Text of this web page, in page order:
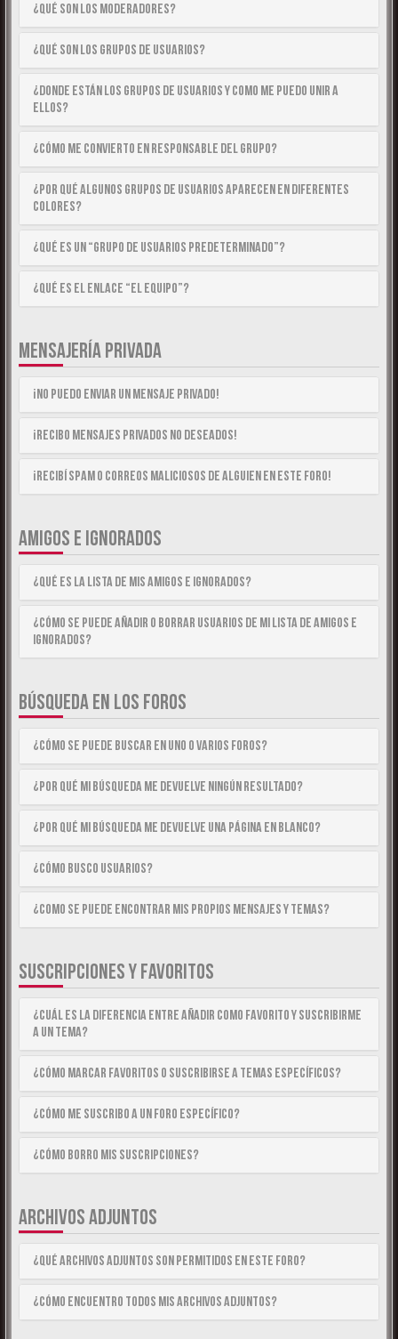
¿Qué son los Moderadores?
¿Qué son los Grupos de Usuarios?
¿Donde están los Grupos de Usuarios y como me puedo unir a
ellos?
¿Cómo me convierto en Responsable del Grupo?
¿Por qué algunos Grupos de Usuarios aparecen en diferentes
colores?
¿Qué es un “Grupo de Usuarios predeterminado”?
¿Qué es el enlace “El equipo”?
MENSAJERÍA PRIVADA
¡No puedo enviar un mensaje privado!
¡Recibo mensajes privados no deseados!
¡Recibí spam o correos maliciosos de alguien en este foro!
AMIGOS E IGNORADOS
¿Qué es la lista de Mis Amigos e Ignorados?
¿Cómo se puede añadir o borrar usuarios de mi lista de Amigos e
Ignorados?
BÚSQUEDA EN LOS FOROS
¿Cómo se puede buscar en uno o varios foros?
¿Por qué mi búsqueda me devuelve ningún resultado?
¿Por qué mi búsqueda me devuelve una página en blanco?
¿Cómo busco usuarios?
¿Como se puede encontrar mis propios mensajes y temas?
SUSCRIPCIONES Y FAVORITOS
¿Cuál es la diferencia entre añadir como Favorito y suscribirme
a un tema?
¿Cómo marcar Favoritos o suscribirse a temas específicos?
¿Cómo me suscribo a un foro específico?
¿Cómo borro mis suscripciones?
ARCHIVOS ADJUNTOS
¿Qué archivos adjuntos son permitidos en este foro?
¿Cómo encuentro todos mis archivos adjuntos?